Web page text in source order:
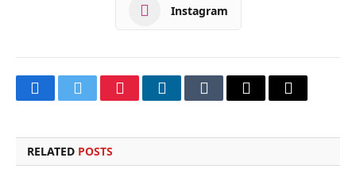
Instagram
FacebookTwitterPinterestLinkedInTumblrEmail
Copy
RELATED POSTS